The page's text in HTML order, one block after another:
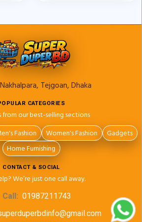
Tejgoan, Dhaka
CATEGORIES
from our best-selling sections
Fashion Women's Fashion
Gadgets
Home Furnishing
CONTACT & SOCIAL
We’re just one call away.
Call: 01987211743